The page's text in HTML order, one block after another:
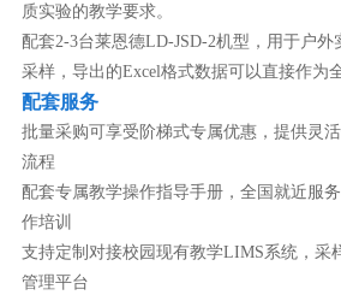
质实验的教学要求。
配套2-3台莱恩德LD-JSD-2机型，用于户外
采样，导出的Excel格式数据可以直接作为
配套服务
批量采购可享受阶梯式专属优惠，提供灵
流程
配套专属教学操作指导手册，全国就近服
作培训
支持定制对接校园现有教学LIMS系统，采
管理平台